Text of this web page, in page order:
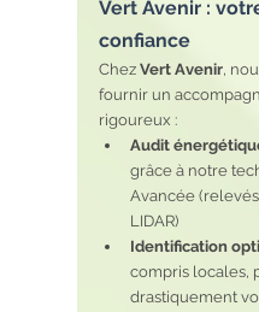
Vert Avenir :
confiance
Chez Vert Avenir,
fournir un
rigoureux :
Audit
grâce à notre
Avancée
LIDAR)
Identification
compris locales,
drastiquement